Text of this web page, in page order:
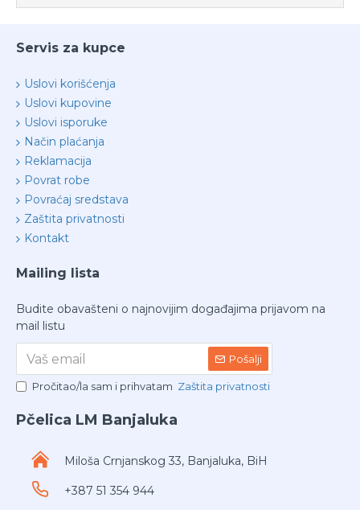
Servis za kupce
Uslovi korišćenja
Uslovi kupovine
Uslovi isporuke
Način plaćanja
Reklamacija
Povrat robe
Povraćaj sredstava
Zaštita privatnosti
Kontakt
Mailing lista
Budite obavašteni o najnovijim događajima prijavom na
mail listu
Pošalji
Pročitao/la sam i prihvatam Zaštita privatnosti
Pčelica LM Banjaluka
Miloša Crnjanskog 33, Banjaluka, BiH
+387 51 354 944